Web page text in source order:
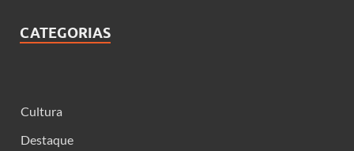
CATEGORIAS
Cultura
Destaque